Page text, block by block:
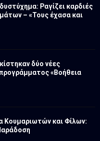
Ραγίζει καρδιές
– «Τους έχασα και
δύο νέες
«Βοήθεια
Κουμαριωτών και Φίλων: